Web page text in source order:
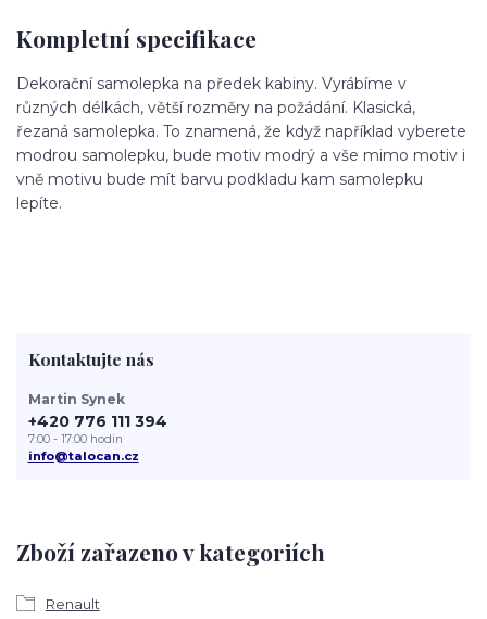
Kompletní specifikace
Dekorační samolepka na předek kabiny. Vyrábíme v
různých délkách, větší rozměry na požádání. Klasická,
řezaná samolepka. To znamená, že když například vyberete
modrou samolepku, bude motiv modrý a vše mimo motiv i
vně motivu bude mít barvu podkladu kam samolepku
lepíte.
Zboží zařazeno v kategoriích
Renault
Kontaktujte nás
Martin Synek
+420 776 111 394
7:00 - 17:00 hodin
info@talocan.cz